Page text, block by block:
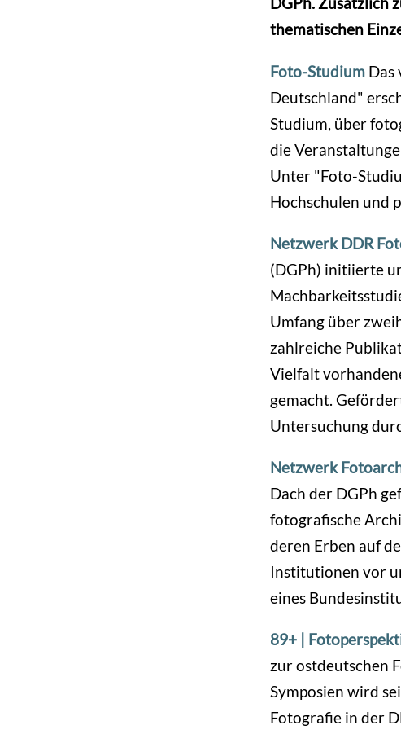
thematischen
Foto-Studium Das
Deutschland"
Studium, über
die
Unter "Foto-
Hochschulen und
Netzwerk DDR
(DGPh) initiierte
Umfang über
zahlreiche
Vielfalt
gemacht.
Untersuchung
Netzwerk
Dach der DGPh
fotografische
deren Erben auf
Institutionen vor
eines
89+ |
zur ostdeutschen
Symposien wird
Fotografie in der